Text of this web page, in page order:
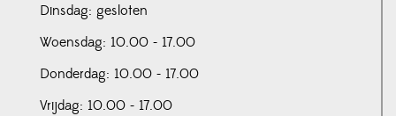
Dinsdag: gesloten
Woensdag: 10.00 - 17.00
Donderdag: 10.00 - 17.00
Vrijdag: 10.00 - 17.00